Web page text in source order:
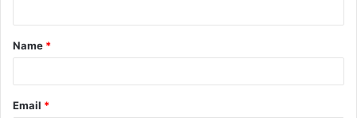
t
*
Name *
Email *